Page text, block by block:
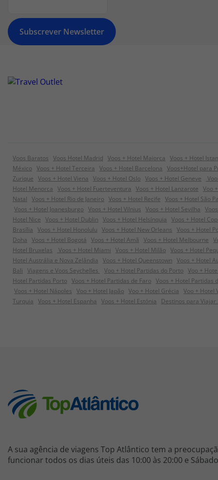
Subscrever Newsletter
Voos Baratos Voos Hotel Madrid Voos + Hotel Maiorca Voos + Hotel
México Voos + Hotel Terceira Voos + Hotel Barcelona Voos+Hotel para
Zurique Voos + Hotel Viena Voos + Hotel Oslo Voos + Hotel Geneve
Hotel Menorca Voos + Hotel Fuerteventura Voos + Hotel Lanzarote Voo
Natal Voos + Hotel Rio de Janeiro Voos + Hotel Recife Voos + Hotel São
Voos + Hotel Joanesburgo Voos + Hotel Vilnius Voos + Hotel Sevilha
Hotel Nice Voos + Hotel Dublin Voos + Hotel Helsínquia Voos + Hotel
Brasília Voos + Hotel Honolulu Voos + Hotel New Orleans Voos + Hotel
Doha Voos + Hotel Bogotá Voos + Hotel Amã Voos + Hotel Melbourne
Hotel Bruxelas
Voos + Hotel Miami Voos + Hotel Milão Voos + Hotel
Hotel Austrália e Nova Zelândia Voos + Hotel Queenstown Voos + Hotel
Bali Viagens e Voos Seychelles Voo + Hotel Partidas do Porto Voo +
Hotel Partidas Porto Voos + Hotel Partidas de Faro Voos + Hotel Partidas
Voos + Hotel Nápoles Voo + Hotel Japão Voo + Hotel Grécia Voo + Hotel
Turquia Voos + Hotel Espanha Voos + Hotel Estónia Destinos para Viajar
A sua agência de viagens Top Atlântico tem a
funcionar todos os dias úteis das 10:00 às 20:00 e